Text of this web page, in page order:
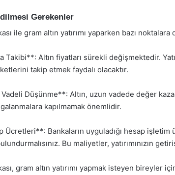
Gerekenler
ile gram altın yatırımı yaparken bazı
Takibi**: Altın fiyatları sürekli değişmektedir.
takip etmek faydalı olacaktır.
Düşünme**: Altın, uzun vadede değer
kapılmamak önemlidir.
Ücretleri**: Bankaların uyguladığı hesap işletim
Bu maliyetler, yatırımınızın
gram altın yatırımı yapmak isteyen bireyler